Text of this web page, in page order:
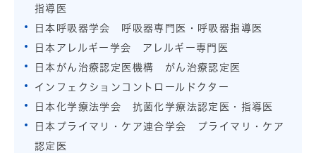
指導医
日本呼吸器学会 呼吸器専門医・呼吸器指導医
日本アレルギー学会 アレルギー専門医
日本がん治療認定医機構 がん治療認定医
インフェクションコントロールドクター
日本化学療法学会 抗菌化学療法認定医・指導医
日本プライマリ・ケア連合学会 プライマリ・ケア
認定医